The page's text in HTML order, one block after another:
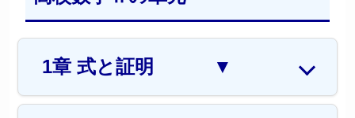
1章 式と証明 ▼